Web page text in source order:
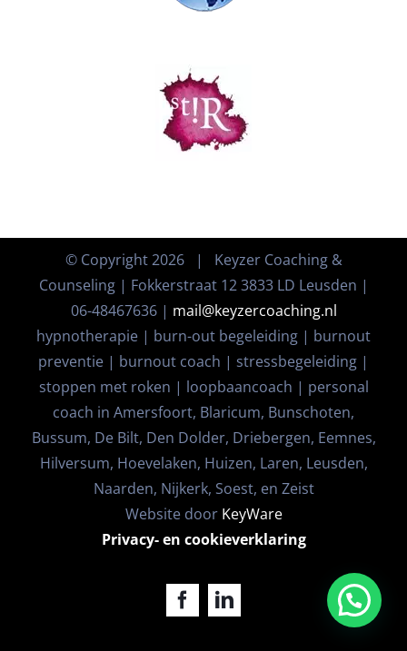
© Copyright2026 | Keyzer Coaching &
Counseling | Fokkerstraat 12 3833 LD Leusden |
06-48467636 | mail@keyzercoaching.nl
hypnotherapie | burn-out begeleiding | burnout
preventie | burnout coach | stressbegeleiding |
stoppen met roken | loopbaancoach | personal
coach in Amersfoort, Blaricum, Bunschoten,
Bussum, De Bilt, Den Dolder, Driebergen, Eemnes,
Hilversum, Hoevelaken, Huizen, Laren, Leusden,
Naarden, Nijkerk, Soest, en Zeist
Website door KeyWare
Privacy- en cookieverklaring
FacebookLinkedIn